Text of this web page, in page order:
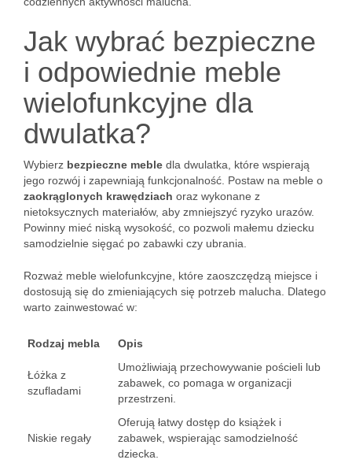
Jak wybrać bezpieczne
i odpowiednie meble
wielofunkcyjne dla
dwulatka?
Wybierz bezpieczne meble dla dwulatka, które wspierają
jego rozwój i zapewniają funkcjonalność. Postaw na meble o
zaokrąglonych krawędziach oraz wykonane z
nietoksycznych materiałów, aby zmniejszyć ryzyko urazów.
Powinny mieć niską wysokość, co pozwoli małemu dziecku
samodzielnie sięgać po zabawki czy ubrania.
Rozważ meble wielofunkcyjne, które zaoszczędzą miejsce i
dostosują się do zmieniających się potrzeb malucha. Dlatego
warto zainwestować w:
Rodzaj mebla Opis
Łóżka z
szufladami
Umożliwiają przechowywanie pościeli lub
zabawek, co pomaga w organizacji
przestrzeni.
Niskie regały
Oferują łatwy dostęp do książek i
zabawek, wspierając samodzielność
dziecka.